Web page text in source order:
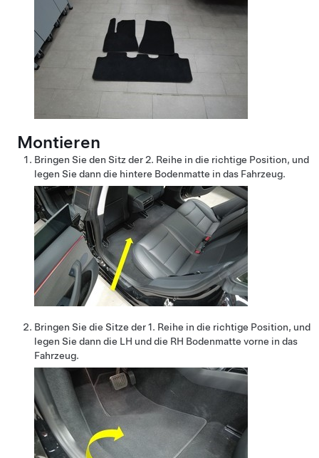
Montieren
Bringen Sie den Sitz der 2. Reihe in die richtige Position, und
legen Sie dann die hintere Bodenmatte in das Fahrzeug.
Bringen Sie die Sitze der 1. Reihe in die richtige Position, und
legen Sie dann die LH und die RH Bodenmatte vorne in das
Fahrzeug.